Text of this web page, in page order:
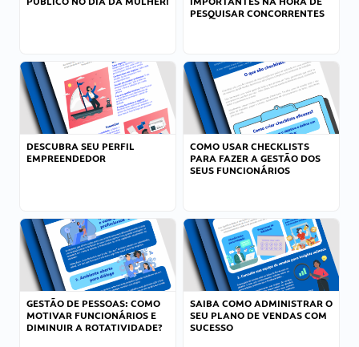
PESQUISAR CONCORRENTES
DESCUBRA SEU PERFIL
EMPREENDEDOR
COMO USAR CHECKLISTS
PARA FAZER A GESTÃO DOS
SEUS FUNCIONÁRIOS
GESTÃO DE PESSOAS: COMO
MOTIVAR FUNCIONÁRIOS E
DIMINUIR A ROTATIVIDADE?
SAIBA COMO ADMINISTRAR O
SEU PLANO DE VENDAS COM
SUCESSO